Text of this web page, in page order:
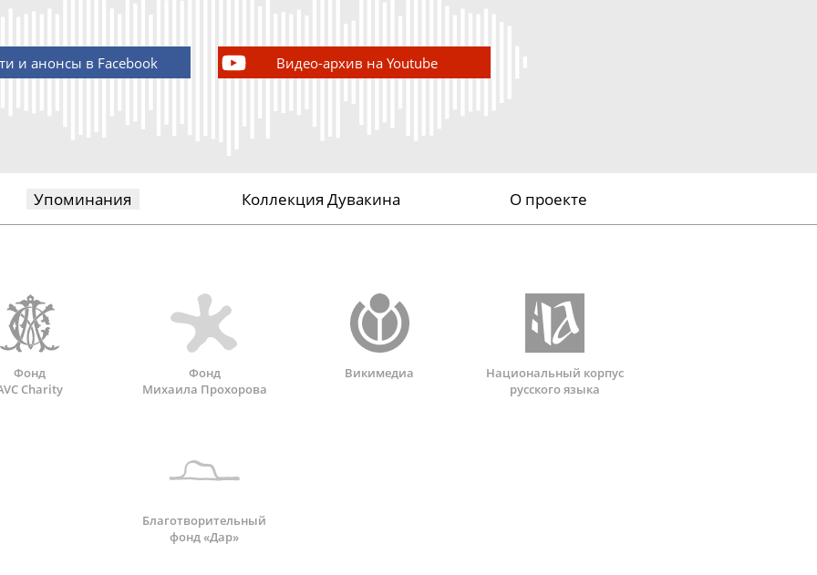
и анонсы в Facebook Видео-архив на Youtube
Упоминания Коллекция Дувакина О проекте
Фонд
Charity
Фонд
Михаила Прохорова
Викимедиа
Национальный корпус
русского языка
Благотворительный
фонд «Дар»